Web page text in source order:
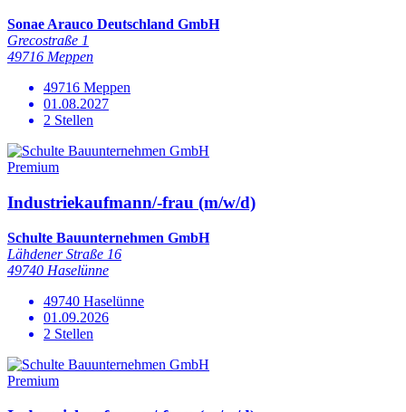
Sonae Arauco Deutschland GmbH
Grecostraße 1
49716 Meppen
49716 Meppen
01.08.2027
2 Stellen
Premium
Industriekaufmann/-frau (m/w/d)
Schulte Bauunternehmen GmbH
Lähdener Straße 16
49740 Haselünne
49740 Haselünne
01.09.2026
2 Stellen
Premium